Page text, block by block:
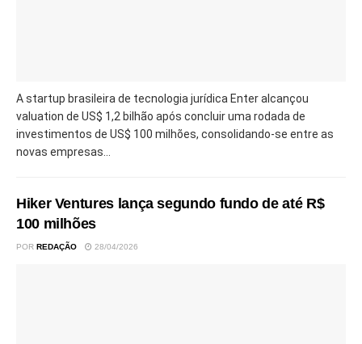
A startup brasileira de tecnologia jurídica Enter alcançou
valuation de US$ 1,2 bilhão após concluir uma rodada de
investimentos de US$ 100 milhões, consolidando-se entre as
novas empresas...
Hiker Ventures lança segundo fundo de até R$
100 milhões
POR REDAÇÃO 28/04/2026